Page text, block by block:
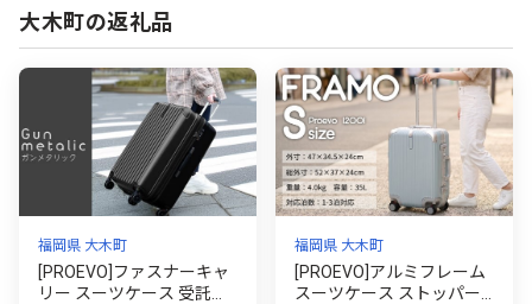
大木町の返礼品
福岡県 大木町
[PROEVO]ファスナーキャ
リー スーツケース 受託手
福岡県 大木町
[PROEVO]アルミフレーム
スーツケース ストッパー